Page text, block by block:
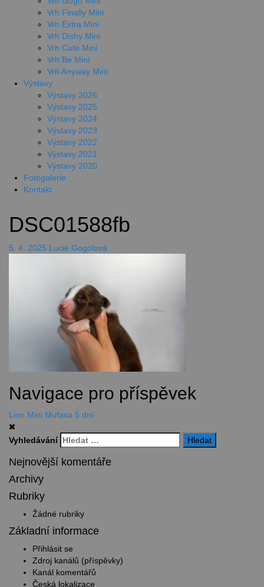
Vrh Finally Mini
Vrh Extra Mini
Vrh Dishy Mini
Vrh Cute Mini
Vrh Be Mini
Vrh Anyway Mini
Výstavy
Výstavy 2026
Výstavy 2025
Výstavy 2024
Výstavy 2023
Výstavy 2022
Výstavy 2021
Výstavy 2020
Fotogalerie
Kontakt
DSC01588fb
5. 4. 2025 Lucie Gogolová
Navigace pro příspěvek
Lion Mini Mufasa 5 dní
Vyhledávání
Nejnovější komentáře
Archivy
Rubriky
Žádné rubriky
Základní informace
Přihlásit se
Zdroj kanálů (příspěvky)
Kanál komentářů
Česká lokalizace